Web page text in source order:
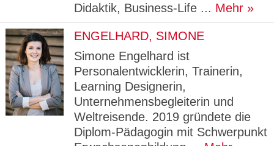
Didaktik, Business-Life ... Mehr
ENGELHARD, SIMONE
Simone Engelhard ist
Personalentwicklerin, Trainerin,
Learning Designerin,
Unternehmensbegleiterin und
Weltreisende. 2019 gründete die
Diplom-Pädagogin mit Schwerpunkt